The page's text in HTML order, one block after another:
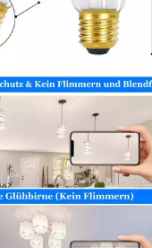
E27 Glühbirne
Edison 4W 2700K
Glühlampe, E27, 6 St.,
Dimmbar
(5)
29,99 €